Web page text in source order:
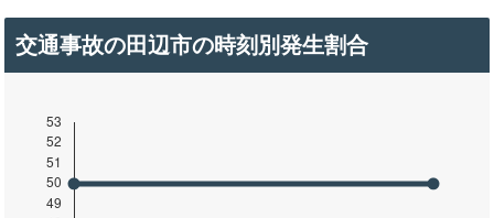
交通事故の田辺市の時刻別発生割合